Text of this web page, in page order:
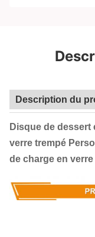
Description du
Disque de dessert
verre trempé
de charge en verre